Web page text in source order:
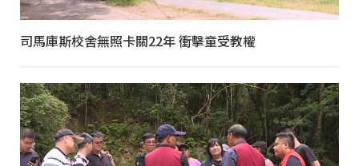
司馬庫斯校舍無照卡關22年 衝擊童受教權